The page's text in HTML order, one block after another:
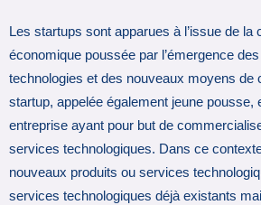
Les startups sont apparues à l’issue de la
économique poussée par l’émergence
technologies et des nouveaux moyens de
startup, appelée également jeune pousse,
entreprise ayant pour but de
services technologiques. Dans ce
nouveaux produits ou services
services technologiques déjà existants